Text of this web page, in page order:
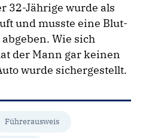
32-Jährige wurde als
und musste eine Blut-
Wie sich
der Mann gar keinen
wurde sichergestellt.
Führerausweis